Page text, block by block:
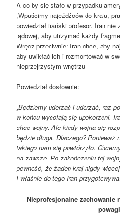
A co by się stało w przypadku
„Wpuścimy najeźdźców do kraju,
powiedział irański profesor. Iran nie
lądowej, aby utrzymać każdy
Wręcz przeciwnie: Iran chce, aby
aby uwikłać ich i rozmontować w
nieprzejrzystym wnętrzu.
Powiedział dosłownie:
„Będziemy uderzać i uderzać, raz
w końcu wycofają się upokorzeni.
chce wojny. Ale kiedy wojna się
będzie długa. Dlaczego? Ponieważ
takiego nam się powtórzyło.
na zawsze. Po zakończeniu tej
pewność, że żaden kraj nigdy
I właśnie do tego Iran
Nieprofesjonalne zachowanie
powagi